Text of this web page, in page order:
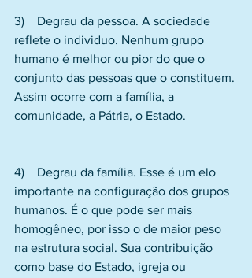
3)    Degrau da pessoa. A sociedade
reflete o individuo. Nenhum grupo
humano é melhor ou pior do que o
conjunto das pessoas que o constituem.
Assim ocorre com a família, a
comunidade, a Pátria, o Estado.
4)    Degrau da família. Esse é um elo
importante na configuração dos grupos
humanos. É o que pode ser mais
homogêneo, por isso o de maior peso
na estrutura social. Sua contribuição
como base do Estado, igreja ou